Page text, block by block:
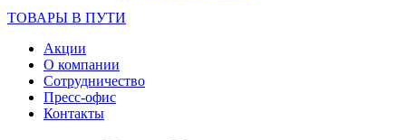
ТОВАРЫ В ПУТИ
Акции
О компании
Сотрудничество
Пресс-офис
Контакты